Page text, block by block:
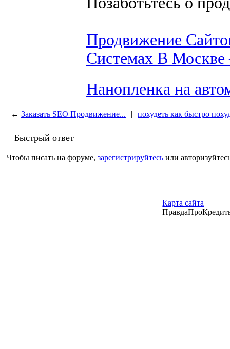
Продвижение
Системах В Москве
Нанопленка на
← Заказать SEO Продвижение... | похудеть как быстро
Быстрый ответ
Чтобы писать на форуме, зарегистрируйтесь или
Карта сайта